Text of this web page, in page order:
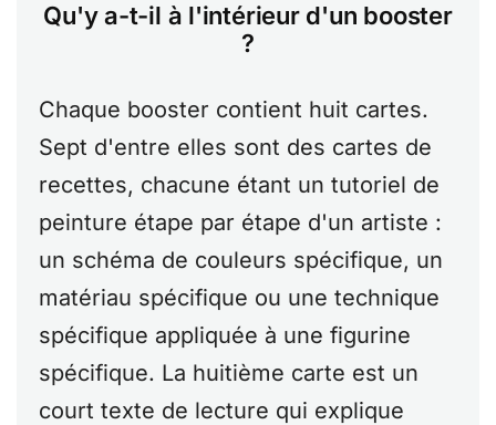
Qu'y a-t-il à l'intérieur d'un booster
?
Chaque booster contient huit cartes.
Sept d'entre elles sont des cartes de
recettes, chacune étant un tutoriel de
peinture étape par étape d'un artiste :
un schéma de couleurs spécifique, un
matériau spécifique ou une technique
spécifique appliquée à une figurine
spécifique. La huitième carte est un
court texte de lecture qui explique